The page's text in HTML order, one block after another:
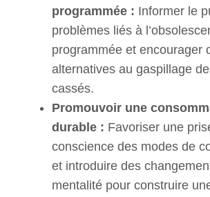
programmée : Informer le
problèmes liés à
programmée et encourager
alternatives au gaspillage
cassés.
Promouvoir une
durable : Favoriser une
conscience des modes de
et introduire des
mentalité pour construire